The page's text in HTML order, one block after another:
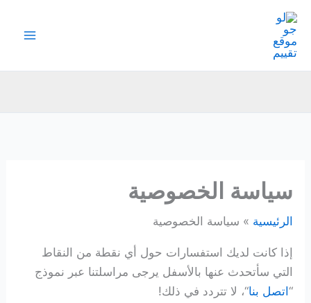
تخطي
إلى
المحتوى
سياسة الخصوصية
الرئيسية سياسة الخصوصية
إذا كانت لديك استفسارات حول أي نقطة من النقاط
التي سأتحدث عنها بالأسفل يرجى مراسلتنا عبر نموذج
“اتصل بنا“، لا تتردد في ذلك!